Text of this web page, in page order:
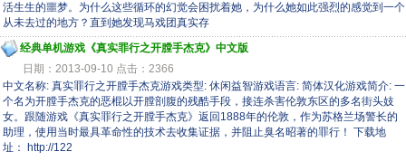
活生生的噩梦。为什么这些循环的幻觉会困扰着她，为什么她如此强烈的感觉到一个
从未去过的地方？直到她发现马戏团真实存
经典单机游戏《真实罪行之开膛手杰克》中文版
日期：2013-09-10 点击：2366
中文名称: 真实罪行之开膛手杰克游戏类型: 休闲益智游戏语言: 简体汉化游戏简介: 一
个名为开膛手杰克的恶棍以开膛剖腹的残酷手段，接连杀害伦敦东区的多名街头妓
女。跟随游戏《真实罪行之开膛手杰克》返回1888年的伦敦，作为苏格兰场警长的
助理，使用当时最具革命性的技术去收集证据，并阻止臭名昭著的罪行！ 下载地
址： http://122